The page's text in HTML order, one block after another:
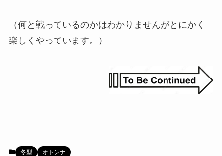
（何と戦っているのかはわかりませんがとにかく
楽しくやっています。）
冬型
オトンナ